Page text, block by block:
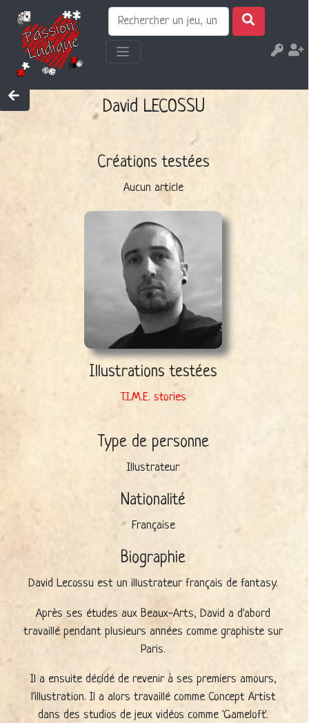
David LECOSSU
Créations testées
Aucun article
Illustrations testées
T.I.M.E. stories
Type de personne
Illustrateur
Nationalité
Française
Biographie
David Lecossu est un illustrateur français de fantasy.
Après ses études aux Beaux-Arts, David a d'abord
travaillé pendant plusieurs années comme graphiste sur
Paris.
Il a ensuite décidé de revenir à ses premiers amours,
l'illustration. Il a alors travaillé comme Concept Artist
dans des studios de jeux vidéos comme 'Gameloft'.